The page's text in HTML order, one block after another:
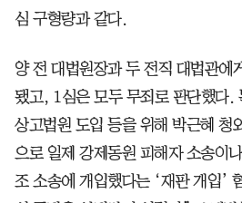
심 구형량과 같다.
양 전 대법원장과 두 전직 대법관에
됐고, 1심은 모두 무죄로 판단했다.
상고법원 도입 등을 위해 박근혜 청
으로 일제 강제동원 피해자 소송이
조 소송에 개입했다는 ‘재판 개입’